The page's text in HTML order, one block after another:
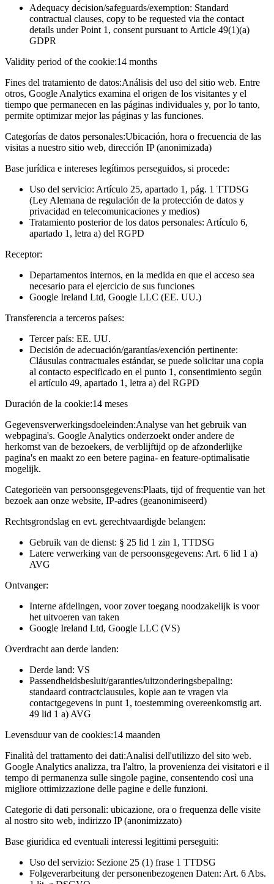
Adequacy decision/safeguards/exemption: Standard
contractual clauses, copy to be requested via the contact
details under Point 1, consent pursuant to Article 49(1)(a)
GDPR
Validity period of the cookie:14 months
Fines del tratamiento de datos:Análisis del uso del sitio web. Entre
otros, Google Analytics examina el origen de los visitantes y el
tiempo que permanecen en las páginas individuales y, por lo tanto,
permite optimizar mejor las páginas y las funciones.
Categorías de datos personales:Ubicación, hora o frecuencia de las
visitas a nuestro sitio web, dirección IP (anonimizada)
Base jurídica e intereses legítimos perseguidos, si procede:
Uso del servicio: Artículo 25, apartado 1, pág. 1 TTDSG
(Ley Alemana de regulación de la protección de datos y
privacidad en telecomunicaciones y medios)
Tratamiento posterior de los datos personales: Artículo 6,
apartado 1, letra a) del RGPD
Receptor:
Departamentos internos, en la medida en que el acceso sea
necesario para el ejercicio de sus funciones
Google Ireland Ltd, Google LLC (EE. UU.)
Transferencia a terceros países:
Tercer país: EE. UU.
Decisión de adecuación/garantías/exención pertinente:
Cláusulas contractuales estándar, se puede solicitar una copia
al contacto especificado en el punto 1, consentimiento según
el artículo 49, apartado 1, letra a) del RGPD
Duración de la cookie:14 meses
Gegevensverwerkingsdoeleinden:Analyse van het gebruik van
webpagina's. Google Analytics onderzoekt onder andere de
herkomst van de bezoekers, de verblijftijd op de afzonderlijke
pagina's en maakt zo een betere pagina- en feature-optimalisatie
mogelijk.
Categorieën van persoonsgegevens:Plaats, tijd of frequentie van het
bezoek aan onze website, IP-adres (geanonimiseerd)
Rechtsgrondslag en evt. gerechtvaardigde belangen:
Gebruik van de dienst: § 25 lid 1 zin 1, TTDSG
Latere verwerking van de persoonsgegevens: Art. 6 lid 1 a)
AVG
Ontvanger:
Interne afdelingen, voor zover toegang noodzakelijk is voor
het uitvoeren van taken
Google Ireland Ltd, Google LLC (VS)
Overdracht aan derde landen:
Derde land: VS
Passendheidsbesluit/garanties/uitzonderingsbepaling:
standaard contractclausules, kopie aan te vragen via
contactgegevens in punt 1, toestemming overeenkomstig art.
49 lid 1 a) AVG
Levensduur van de cookies:14 maanden
Finalità del trattamento dei dati:Analisi dell'utilizzo del sito web.
Google Analytics analizza, tra l'altro, la provenienza dei visitatori e il
tempo di permanenza sulle singole pagine, consentendo così una
migliore ottimizzazione delle pagine e delle funzioni.
Categorie di dati personali: ubicazione, ora o frequenza delle visite
al nostro sito web, indirizzo IP (anonimizzato)
Base giuridica ed eventuali interessi legittimi perseguiti:
Uso del servizio: Sezione 25 (1) frase 1 TTDSG
Folgeverarbeitung der personenbezogenen Daten: Art. 6 Abs.